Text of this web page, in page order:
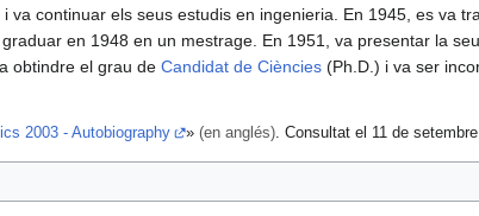
va continuar els seus estudis en ingenieria. En 1945, es va
graduar en 1948 en un mestrage. En 1951, va presentar la
obtindre el grau de Candidat de Ciències (Ph.D.) i va ser
2003 - Autobiography » (en anglés). Consultat el 11 de